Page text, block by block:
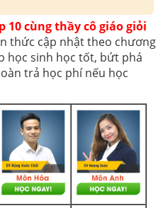
10 cùng thầy cô giáo giỏi
thức cập nhật theo chương
học sinh học tốt, bứt phá
trả học phí nếu học